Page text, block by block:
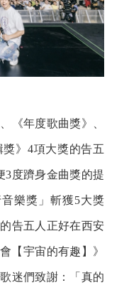
《年度歌曲獎》、
獎》4項大獎的告五
3度躋身金曲獎的提
樂獎」斬獲5大獎
告五人正好在西安
【宇宙的有趣】》
迷們致謝：「真的